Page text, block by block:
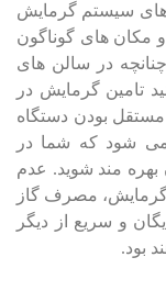
های سیستم گرمایش
مکان های گوناگون
در سالن های
تامین گرمایش در
مستقل بودن دستگاه
‌شود که شما در
بهره مند شوید. عدم
گرمایش، مصرف گاز
و سریع از دیگر
بود.